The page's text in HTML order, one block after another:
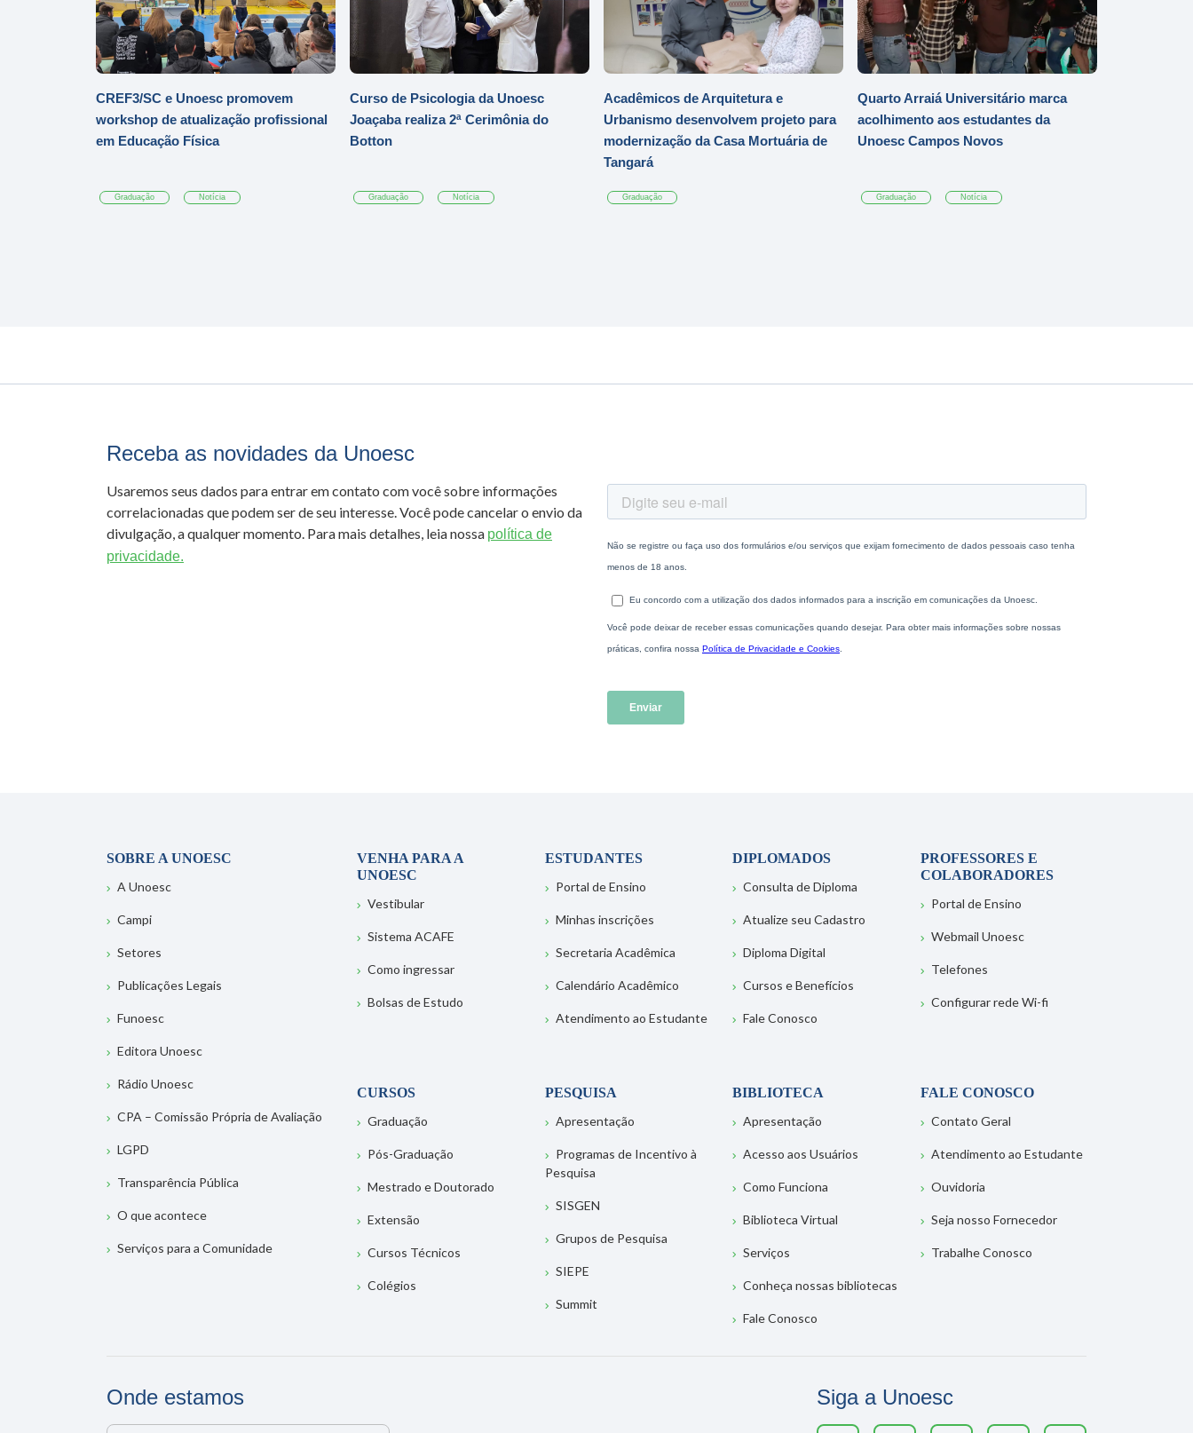
CREF3/SC e Unoesc promovem
workshop de atualização profissional
em Educação Física
Graduação Notícia
Curso de Psicologia da Unoesc
Joaçaba realiza 2ª Cerimônia do
Botton
Graduação Notícia
Acadêmicos de Arquitetura e
Urbanismo desenvolvem projeto para
modernização da Casa Mortuária de
Tangará
Graduação
Quarto Arraiá Universitário marca
acolhimento aos estudantes da
Unoesc Campos Novos
Graduação Notícia
Receba as novidades da Unoesc
Usaremos seus dados para entrar em contato com você sobre informações
correlacionadas que podem ser de seu interesse. Você pode cancelar o envio da
divulgação, a qualquer momento. Para mais detalhes, leia nossa política de
privacidade.
SOBRE A UNOESC
A Unoesc
Campi
Setores
Publicações Legais
Funoesc
Editora Unoesc
Rádio Unoesc
CPA – Comissão Própria de Avaliação
LGPD
Transparência Pública
O que acontece
Serviços para a Comunidade
VENHA PARA A
UNOESC
Vestibular
Sistema ACAFE
Como ingressar
Bolsas de Estudo
ESTUDANTES
Portal de Ensino
Minhas inscrições
Secretaria Acadêmica
Calendário Acadêmico
Atendimento ao Estudante
DIPLOMADOS
Consulta de Diploma
Atualize seu Cadastro
Diploma Digital
Cursos e Benefícios
Fale Conosco
PROFESSORES E
COLABORADORES
Portal de Ensino
Webmail Unoesc
Telefones
Configurar rede Wi-fi
CURSOS
Graduação
Pós-Graduação
Mestrado e Doutorado
Extensão
Cursos Técnicos
Colégios
PESQUISA
Apresentação
Programas de Incentivo à
Pesquisa
SISGEN
Grupos de Pesquisa
SIEPE
Summit
BIBLIOTECA
Apresentação
Acesso aos Usuários
Como Funciona
Biblioteca Virtual
Serviços
Conheça nossas bibliotecas
Fale Conosco
FALE CONOSCO
Contato Geral
Atendimento ao Estudante
Ouvidoria
Seja nosso Fornecedor
Trabalhe Conosco
Onde estamos Siga a Unoesc